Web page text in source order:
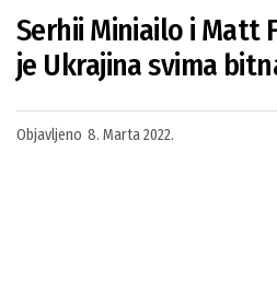
Serhii Miniailo i Matt
je Ukrajina svima
Objavljeno 8. Marta 2022.